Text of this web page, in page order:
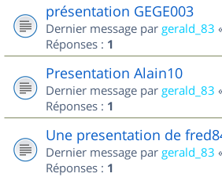
présentation GEGE003
Dernier message par gerald_83
Réponses : 1
Presentation Alain10
Dernier message par gerald_83
Réponses : 1
Une presentation de
Dernier message par gerald_83
Réponses : 1